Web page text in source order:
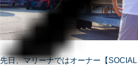
先日、マリーナではオーナー【